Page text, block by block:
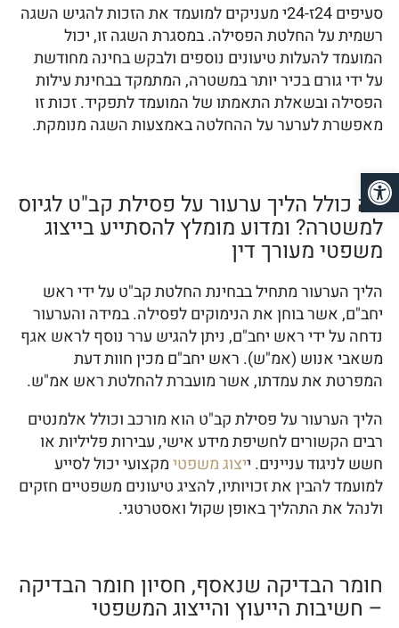
סעיפים 24ז-24י מעניקים למועמד את הזכות להגיש השגה
רשמית על החלטת הפסילה. במסגרת השגה זו, יכול
המועמד להעלות טיעונים נוספים ולבקש בחינה מחודשת
על ידי גורם בכיר יותר במשטרה, המתמקד בבחינת עילות
הפסילה ובשאלת התאמתו של המועמד לתפקיד. זכות זו
מאפשרת לערער על ההחלטה באמצעות השגה מנומקת.
מה כולל הליך ערעור על פסילת קב"ט לגיוס
למשטרה? ומדוע מומלץ להסתייע בייצוג
משפטי מעורך דין
הליך הערעור מתחיל בבחינת החלטת קב"ט על ידי ראש
יחב"ם, אשר בוחן את הנימוקים לפסילה. במידה והערעור
נדחה על ידי ראש יחב"ם, ניתן להגיש ערר נוסף לראש אגף
משאבי אנוש (אמ"ש). ראש יחב"ם מכין חוות דעת
המפרטת את עמדתו, אשר מועברת להחלטת ראש אמ"ש.
הליך הערעור על פסילת קב"ט הוא מורכב וכולל אלמנטים
רבים הקשורים לחשיפת מידע אישי, עבירות פליליות או
חשש לניגוד עניינים. ייצוג משפטימקצועי יכול לסייע
למועמד להבין את זכויותיו, להציג טיעונים משפטיים חזקים
ולנהל את התהליך באופן שקול ואסטרטגי.
חומר הבדיקה שנאסף, חסיון חומר הבדיקה
– חשיבות הייעוץ והייצוג המשפטי
פתח סרגל נגישות